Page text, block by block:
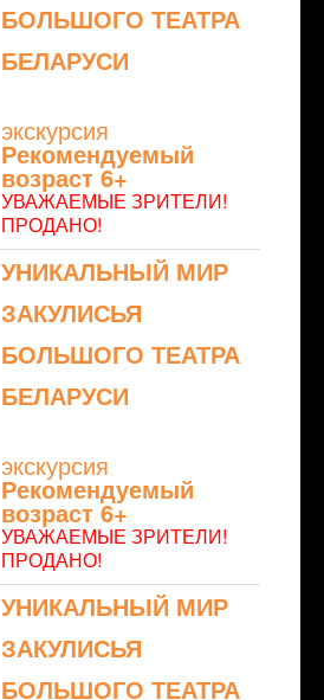
БОЛЬШОГО ТЕАТРА
БЕЛАРУСИ
экскурсия
Рекомендуемый
возраст 6+
УВАЖАЕМЫЕ ЗРИТЕЛИ!
ПРОДАНО!
УНИКАЛЬНЫЙ МИР
ЗАКУЛИСЬЯ
БОЛЬШОГО ТЕАТРА
БЕЛАРУСИ
экскурсия
Рекомендуемый
возраст 6+
УВАЖАЕМЫЕ ЗРИТЕЛИ!
ПРОДАНО!
УНИКАЛЬНЫЙ МИР
ЗАКУЛИСЬЯ
БОЛЬШОГО ТЕАТРА